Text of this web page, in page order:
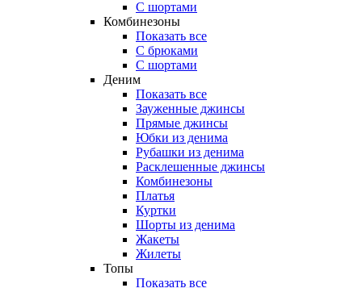
С шортами
Комбинезоны
Показать все
С брюками
С шортами
Деним
Показать все
Зауженные джинсы
Прямые джинсы
Юбки из денима
Рубашки из денима
Расклешенные джинсы
Комбинезоны
Платья
Куртки
Шорты из денима
Жакеты
Жилеты
Топы
Показать все